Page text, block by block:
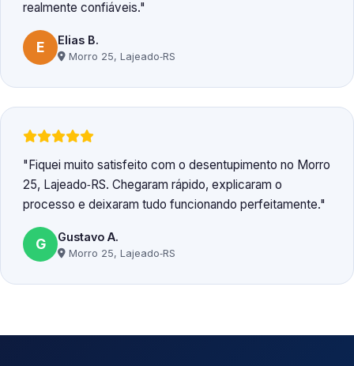
realmente confiáveis.
E Elias B.
Morro 25, Lajeado‑RS
Fiquei muito satisfeito com o desentupimento no Morro
25, Lajeado‑RS. Chegaram rápido, explicaram o
processo e deixaram tudo funcionando perfeitamente.
G Gustavo A.
Morro 25, Lajeado‑RS